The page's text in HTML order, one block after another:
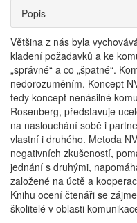
Popis
Většina z nás byla
kladení požadavků a ke
„správné“ a co „špatné“.
nedorozuměním. Koncept
tedy koncept nenásilné
Rosenberg, představuje
na naslouchání sobě i
vlastní i druhého. Metoda
negativních zkušeností,
jednání s druhými,
založené na úctě a
Knihu ocení čtenáři se
školitelé v oblasti